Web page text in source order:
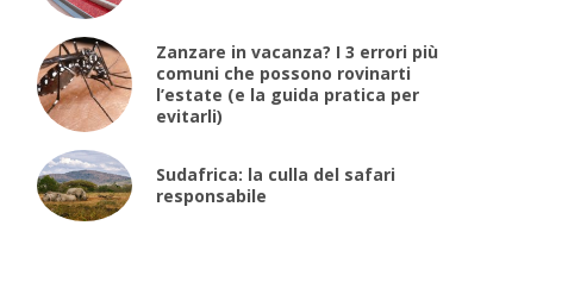
Zanzare in vacanza? I 3 errori più
comuni che possono rovinarti
l’estate (e la guida pratica per
evitarli)
Sudafrica: la culla del safari
responsabile